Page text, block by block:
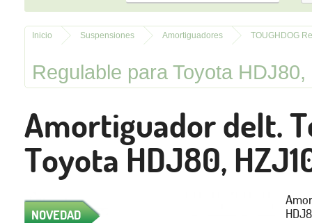
Inicio Suspensiones Amortiguadores TOUGHDOG
Regulable para Toyota
Amortiguador delt.
Toyota HDJ80,
NOVEDAD